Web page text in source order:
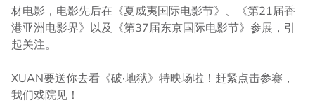
材电影，电影先后在《夏威夷国际电影节》、《第21届香
港亚洲电影界》以及《第37届东京国际电影节》参展，引
起关注。
XUAN要送你去看《破·地狱》特映场啦！赶紧点击参赛，
我们戏院见！